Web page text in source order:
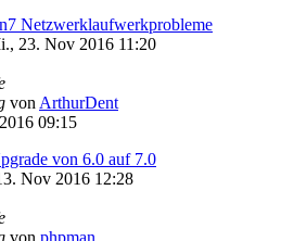
Netzwerklaufwerkprobleme
23. Nov 2016 11:20
von ArthurDent
09:15
von 6.0 auf 7.0
Nov 2016 12:28
von phpman